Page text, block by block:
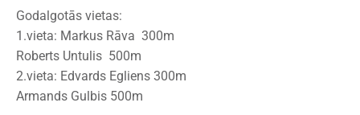
Godalgotās vietas:
1.vieta: Markus Rāva 300m
Roberts Untulis 500m
2.vieta: Edvards Egliens 300m
Armands Gulbis 500m